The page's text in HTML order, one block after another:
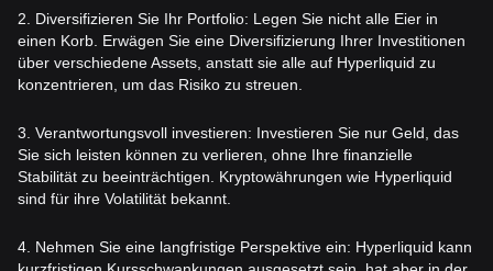
2. Diversifizieren Sie Ihr Portfolio: Legen Sie nicht alle Eier in
einen Korb. Erwägen Sie eine Diversifizierung Ihrer Investitionen
über verschiedene Assets, anstatt sie alle auf Hyperliquid zu
konzentrieren, um das Risiko zu streuen.
3. Verantwortungsvoll investieren: Investieren Sie nur Geld, das
Sie sich leisten können zu verlieren, ohne Ihre finanzielle
Stabilität zu beeinträchtigen. Kryptowährungen wie Hyperliquid
sind für ihre Volatilität bekannt.
4. Nehmen Sie eine langfristige Perspektive ein: Hyperliquid kann